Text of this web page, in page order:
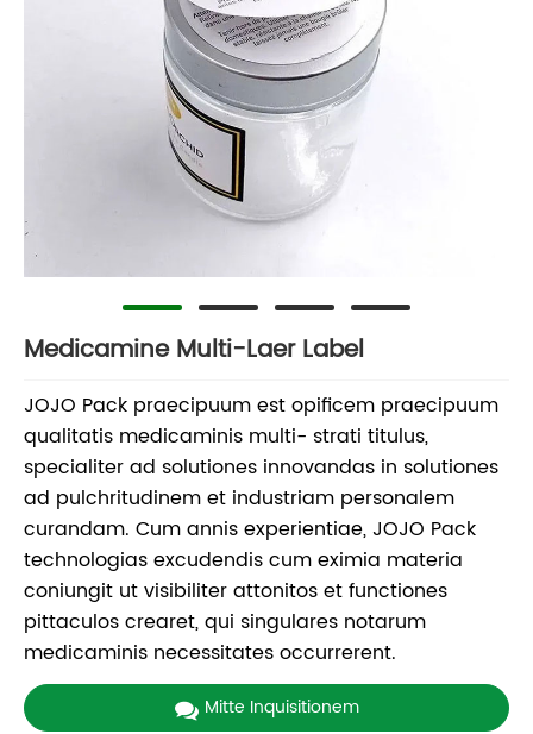
Medicamine Multi-Laer Label
JOJO Pack praecipuum est opificem praecipuum
qualitatis medicaminis multi- strati titulus,
specialiter ad solutiones innovandas in solutiones
ad pulchritudinem et industriam personalem
curandam. Cum annis experientiae, JOJO Pack
technologias excudendis cum eximia materia
coniungit ut visibiliter attonitos et functiones
pittaculos crearet, qui singulares notarum
medicaminis necessitates occurrerent.
Mitte Inquisitionem